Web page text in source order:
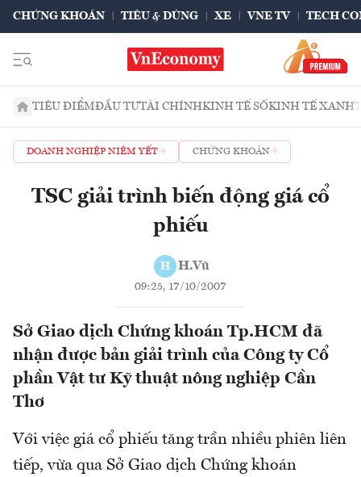
CHỨNG KHOÁN TIÊU & DÙNG XE VNE TV TECH
TIÊU ĐIỂMĐẦU TƯTÀI CHÍNHKINH TẾ SỐKINH TẾ XANH
DOANH NGHIỆP NIÊM YẾT CHỨNG KHOÁN
TSC giải trình biến động giá cổ
phiếu
H H.Vũ
09:25, 17/10/2007
Sở Giao dịch Chứng khoán Tp.HCM đã
nhận được bản giải trình của Công ty Cổ
phần Vật tư Kỹ thuật nông nghiệp Cần
Thơ
Với việc giá cổ phiếu tăng trần nhiều phiên liên
tiếp, vừa qua Sở Giao dịch Chứng khoán